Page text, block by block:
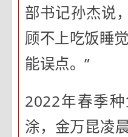
部书记孙杰说
顾不上吃饭睡
能误点。”
2022年春季
涂，金万昆凌